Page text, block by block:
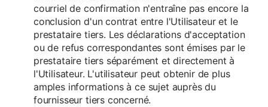
courriel de confirmation n'entraîne pas encore la
conclusion d'un contrat entre l'Utilisateur et le
prestataire tiers. Les déclarations d'acceptation
ou de refus correspondantes sont émises par le
prestataire tiers séparément et directement à
l'Utilisateur. L'utilisateur peut obtenir de plus
amples informations à ce sujet auprès du
fournisseur tiers concerné.